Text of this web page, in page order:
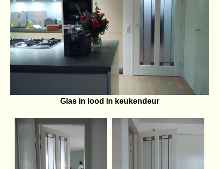
Glas in lood in keukendeur